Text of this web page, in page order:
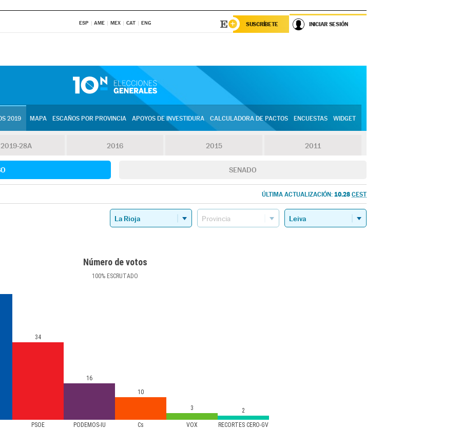
ESP AME MEX CAT ENG SUSCRÍBETE INICIAR SESIÓN
2019 MAPA ESCAÑOS POR PROVINCIA APOYOS DE INVESTIDURA CALCULADORA DE PACTOS ENCUESTAS WIDGET
2019-28A 2016 2015 2011
SENADO
ÚLTIMA ACTUALIZACIÓN: 10.28 CEST
Número de votos
100% ESCRUTADO
PSOE PODEMOS-IU Cs VOX RECORTES CERO-GV
34
16
10
3 2